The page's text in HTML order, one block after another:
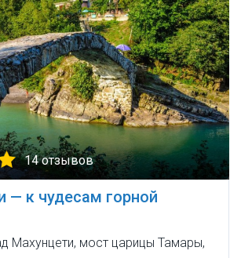
14 отзывов
— к чудесам горной
Махунцети, мост царицы Тамары,